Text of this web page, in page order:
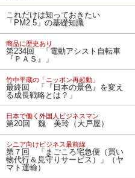
これだけは知っておきたい
「PM2.5」の基礎知識
商品に歴史あり
第234回 「電動アシスト自転車
『ＰＡＳ』」
竹中平蔵の「ニッポン再起動」
最終回 「『日本の景色』を変え
る成長戦略とは？」
日本で働く外国人ビジネスマン
第20回 魏 美玲（大戸屋）
シニア向けビジネス最前線
第７回 「まごころ宅急便（買い
物代行＆見守りサービス）」（ヤ
マト運輸）